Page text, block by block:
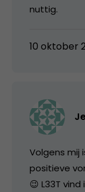
nuttig.
10 oktober
Volgens mij
positieve
😉 L33T